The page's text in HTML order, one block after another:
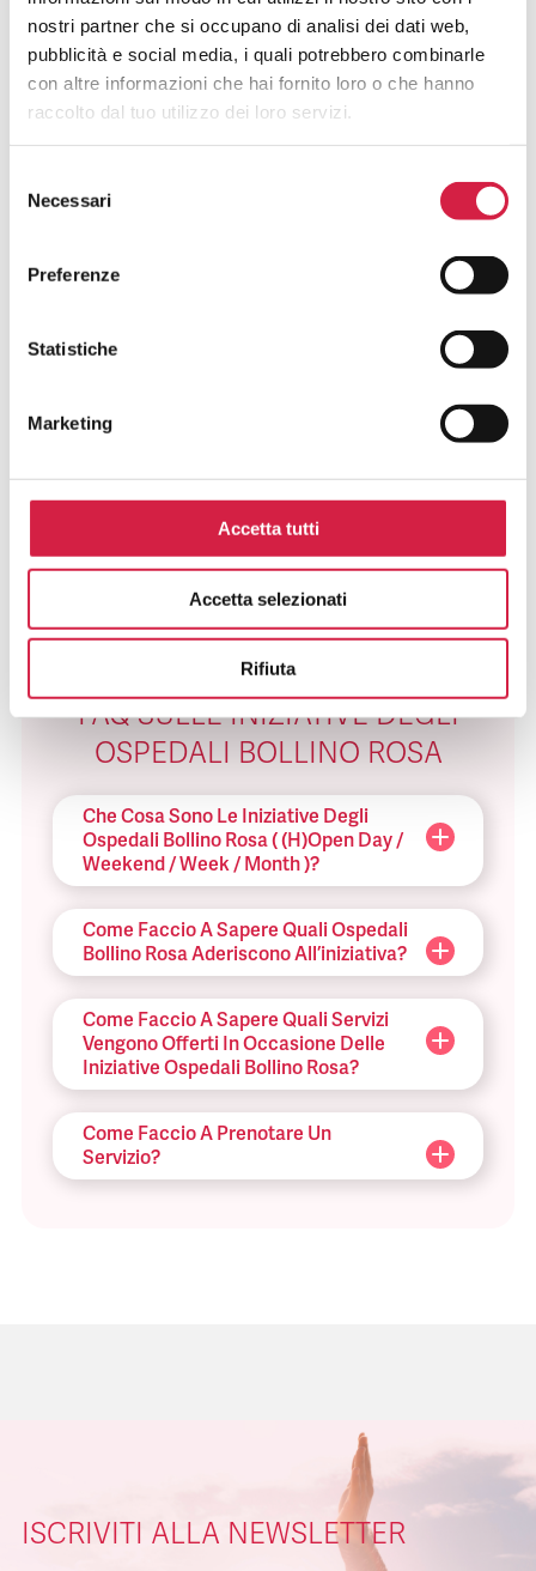
nostri partner che si occupano di analisi dei dati web,
pubblicità e social media, i quali potrebbero combinarle
con altre informazioni che hai fornito loro o che hanno
raccolto dal tuo utilizzo dei loro servizi.
delNecessari
Preferenze
Statistiche
Marketing
Accetta tutti
Accetta selezionati
Rifiuta
Download
Report (H) Open Week 2020
Rassegna stampa
Poster (H) Open Week 2020
FAQ SULLE INIZIATIVE DEGLI
OSPEDALI BOLLINO ROSA
Che Cosa Sono Le Iniziative Degli
Ospedali Bollino Rosa ( (H)Open Day /
Weekend / Week / Month )?
Come Faccio A Sapere Quali Ospedali
Bollino Rosa Aderiscono All’iniziativa?
Come Faccio A Sapere Quali Servizi
Vengono Offerti In Occasione Delle
Iniziative Ospedali Bollino Rosa?
Come Faccio A Prenotare Un
Servizio?
ISCRIVITI ALLA NEWSLETTER